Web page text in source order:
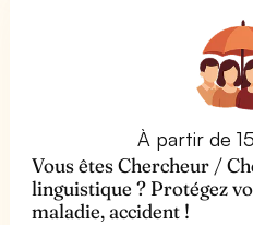
À partir de
Vous êtes Chercheur /
linguistique ? Protégez
maladie, accident !